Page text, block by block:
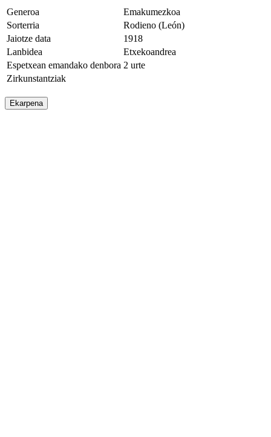
Generoa
Emakumezkoa
Sorterria
Rodieno (León)
Jaiotze data
1918
Lanbidea
Etxekoandrea
Espetxean emandako denbora 2 urte
Zirkunstantziak